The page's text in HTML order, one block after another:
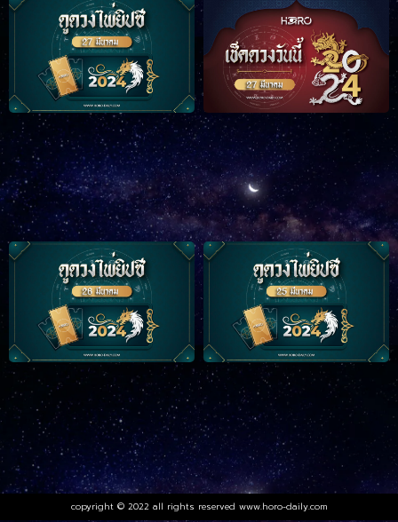
copyright © 2022 all rights reserved www.horo-daily.com